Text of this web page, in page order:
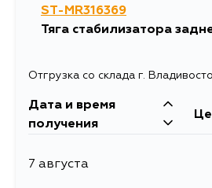
ST-MR316369
Тяга стабилизатора
Отгрузка со склада г.
Дата и время
получения
7 августа